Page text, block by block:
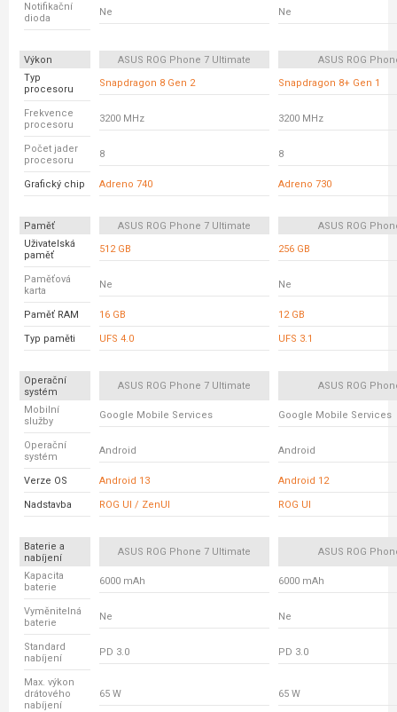
Notifikační
dioda
Ne Ne
Výkon ASUS ROG Phone 7 Ultimate
ASUS ROG
Typ
procesoru
Snapdragon 8 Gen 2 Snapdragon 8+ Gen 1
Frekvence
procesoru
3200 MHz 3200 MHz
Počet jader
procesoru
8 8
Grafický chip Adreno 740 Adreno 730
Paměť ASUS ROG Phone 7 Ultimate
ASUS ROG
Uživatelská
paměť
512 GB 256 GB
Paměťová
karta
Ne Ne
Paměť RAM 16 GB 12 GB
Typ paměti UFS 4.0 UFS 3.1
Operační
systém
ASUS ROG Phone 7 Ultimate ASUS ROG
Mobilní
služby
Google Mobile Services Google Mobile Services
Operační
systém
Android Android
Verze OS Android 13 Android 12
Nadstavba ROG UI / ZenUI ROG UI
Baterie a
nabíjení
ASUS ROG Phone 7 Ultimate ASUS ROG
Kapacita
baterie
6000 mAh 6000 mAh
Vyměnitelná
baterie
Ne Ne
Standard
nabíjení
PD 3.0 PD 3.0
Max. výkon
drátového
nabíjení
65 W 65 W